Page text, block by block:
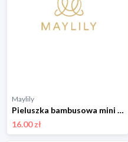
Maylily
Pieluszka bambusowa mini 25x25 - Rajskie ptaszki - OUTLET
16.00 zł